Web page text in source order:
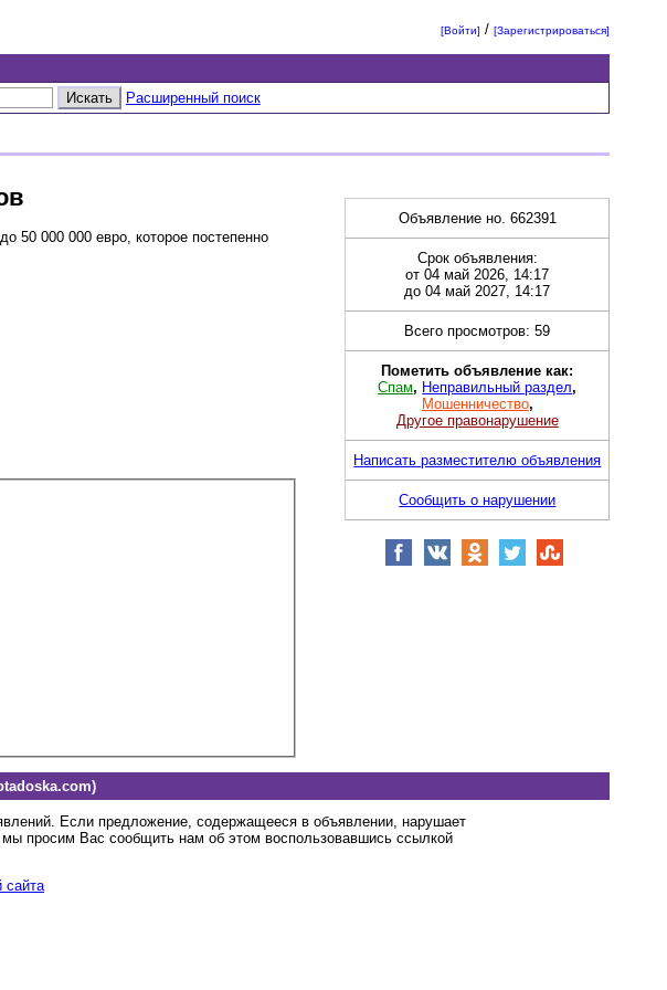
[Войти] /[Зарегистрироваться]
Расширенный поиск
50 000 000 евро, которое постепенно
Объявление но. 662391
Срок объявления:
от 04 май 2026, 14:17
до 04 май 2027, 14:17
Всего просмотров: 59
Пометить объявление как:
Спам, Неправильный раздел,
Мошенничество,
Другое правонарушение
Написать разместителю объявления
Сообщить о нарушении
Если предложение, содержащееся в объявлении, нарушает
просим Вас сообщить нам об этом воспользовавшись ссылкой
сайта